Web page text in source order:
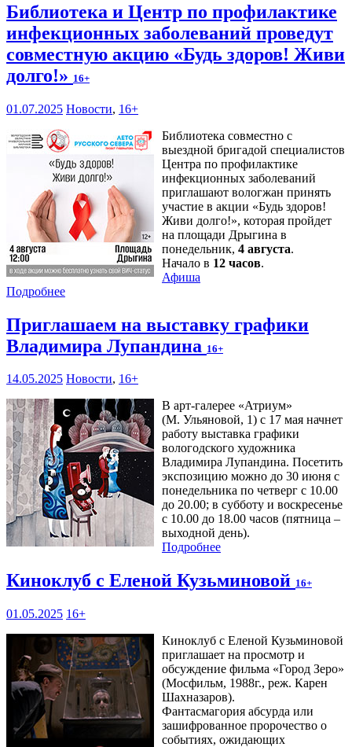
Библиотека и Центр по профилактике
инфекционных заболеваний проведут
совместную акцию «Будь здоров! Живи
долго!» 16+
01.07.2025 Новости, 16+
Библиотека совместно с
выездной бригадой специалистов
Центра по профилактике
инфекционных заболеваний
приглашают вологжан принять
участие в акции «Будь здоров!
Живи долго!», которая пройдет
на площади Дрыгина в
понедельник, 4 августа.
Начало в 12 часов.
Афиша
Подробнее
Приглашаем на выставку графики
Владимира Лупандина 16+
14.05.2025 Новости, 16+
В арт-галерее «Атриум»
(М. Ульяновой, 1) с 17 мая начнет
работу выставка графики
вологодского художника
Владимира Лупандина. Посетить
экспозицию можно до 30 июня с
понедельника по четверг с 10.00
до 20.00; в субботу и воскресенье
с 10.00 до 18.00 часов (пятница –
выходной день).
Подробнее
Киноклуб с Еленой Кузьминовой 16+
01.05.2025 16+
Киноклуб с Еленой Кузьминовой
приглашает на просмотр и
обсуждение фильма «Город Зеро»
(Мосфильм, 1988г., реж. Карен
Шахназаров).
Фантасмагория абсурда или
зашифрованное пророчество о
событиях, ожидающих